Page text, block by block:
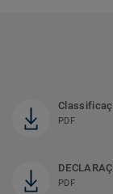
PDF
PDF